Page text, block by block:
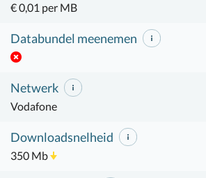
€ 0,01 per MB
Databundel meenemen
Netwerk
Vodafone
Downloadsnelheid
350 Mb